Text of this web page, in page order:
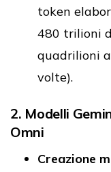
token
480 trilioni
quadrilioni
volte).
2. Modelli
Omni
Creazione